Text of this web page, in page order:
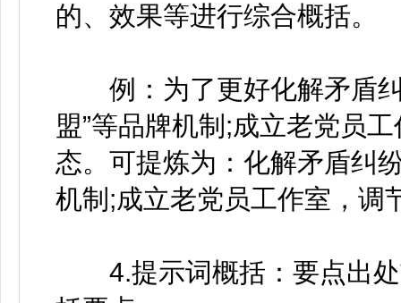
的、效果等进行综合概括。
例：为了更好化解矛盾纠
盟”等品牌机制;成立老党员
态。可提炼为：化解矛盾纠
机制;成立老党员工作室，调
4.提示词概括：要点出处